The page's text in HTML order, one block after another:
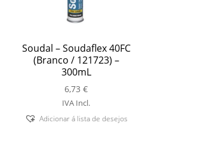
Soudal – Soudaflex 40FC
(Branco / 121723) –
300mL
6,73€
IVA Incl.
Adicionar á lista de desejos